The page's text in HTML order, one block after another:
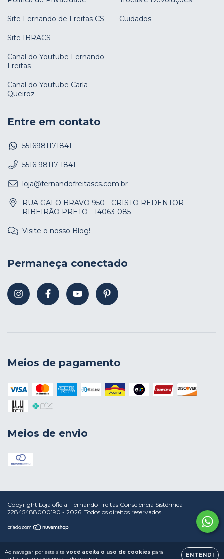
Ao navegar por este site você aceita o uso de cookies para
ENTENDI
Site Fernando de Freitas CS
Site IBRACS
Canal do Youtube Fernando
Freitas
Canal do Youtube Carla
Queiroz
Cuidados
Entre em contato
5516981171841
5516 98117-1841
loja@fernandofreitascs.com.br
RUA GALO BRAVO 950 - CRISTO REDENTOR -
RIBEIRÃO PRETO - 14063-085
Visite o nosso Blog!
Permaneça conectado
Meios de pagamento
Meios de envio
Copyright Loja oficial Fernando Freitas Consciência Sistêmica -
22845488000190 - 2026. Todos os direitos reservados.